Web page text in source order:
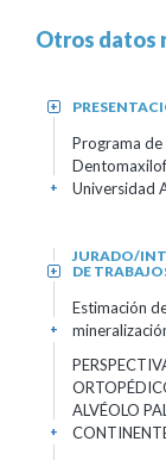
Otros datos
+
Programa
Universidad
+
JURADO/
DE
+
Estimación
+
ALVÉOLO
+